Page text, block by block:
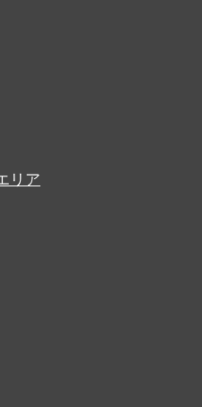
リア